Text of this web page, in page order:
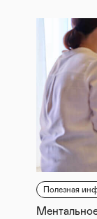
Полезная